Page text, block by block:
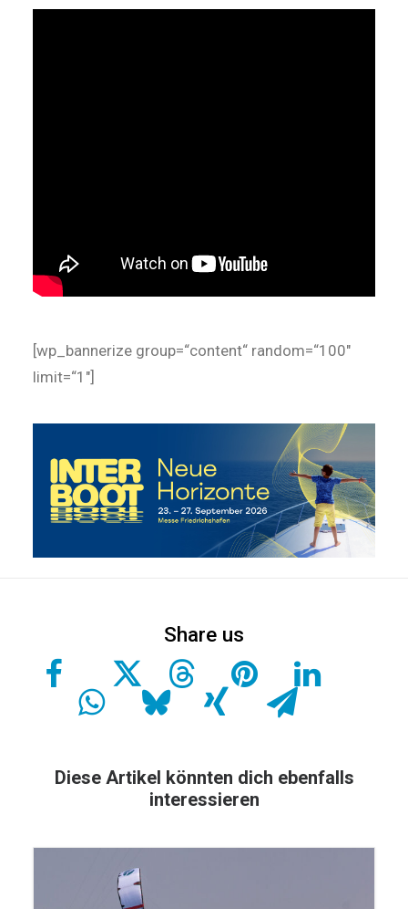
[wp_bannerize group=“content“ random=“100″
limit=“1″]
Diese Artikel könnten dich ebenfalls
interessieren